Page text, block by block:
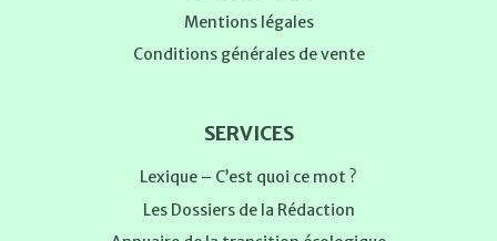
Mentions légales
Conditions générales de vente
SERVICES
Lexique – C’est quoi ce mot ?
Les Dossiers de la Rédaction